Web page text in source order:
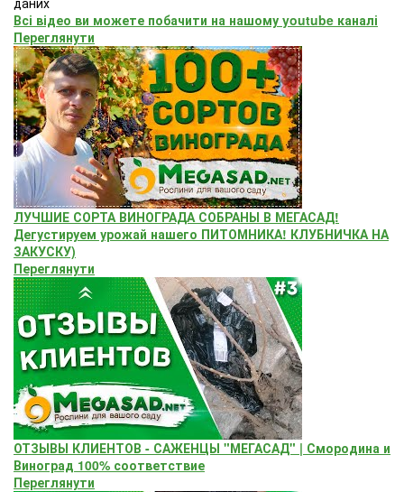
Всі відео ви можете побачити на нашому youtube каналі
Переглянути
ЛУЧШИЕ СОРТА ВИНОГРАДА СОБРАНЫ В МЕГАСАД!
Дегустируем урожай нашего ПИТОМНИКА! КЛУБНИЧКА НА
ЗАКУСКУ)
Переглянути
ОТЗЫВЫ КЛИЕНТОВ - САЖЕНЦЫ "МЕГАСАД" | Смородина и
Виноград 100% соответствие
Переглянути